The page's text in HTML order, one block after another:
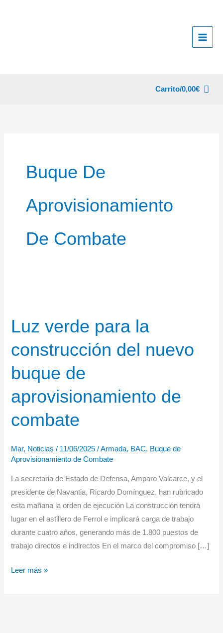
Carrito/0,00€
Buque De
Aprovisionamiento
De Combate
Luz verde para la
construcción del nuevo
buque de
aprovisionamiento de
combate
Mar, Noticias / 11/06/2025/Armada, BAC, Buque de
Aprovisionamiento de Combate
La secretaria de Estado de Defensa, Amparo Valcarce, y el
presidente de Navantia, Ricardo Domínguez, han rubricado
esta mañana la orden de ejecución La construcción tendrá
lugar en el astillero de Ferrol e implicará carga de trabajo
durante cuatro años, generando más de 1.800 puestos de
trabajo directos e indirectos En el marco del compromiso […]
Luz
Leer más »